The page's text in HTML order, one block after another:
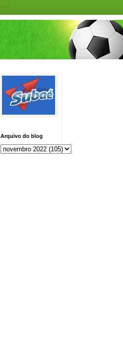
Arquivo do blog